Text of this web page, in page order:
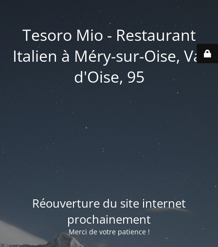
Tesoro Mio - Restaurant
Italien à Méry-sur-Oise, Val
d'Oise, 95
Réouverture du site internet
prochainement
Merci de votre patience !